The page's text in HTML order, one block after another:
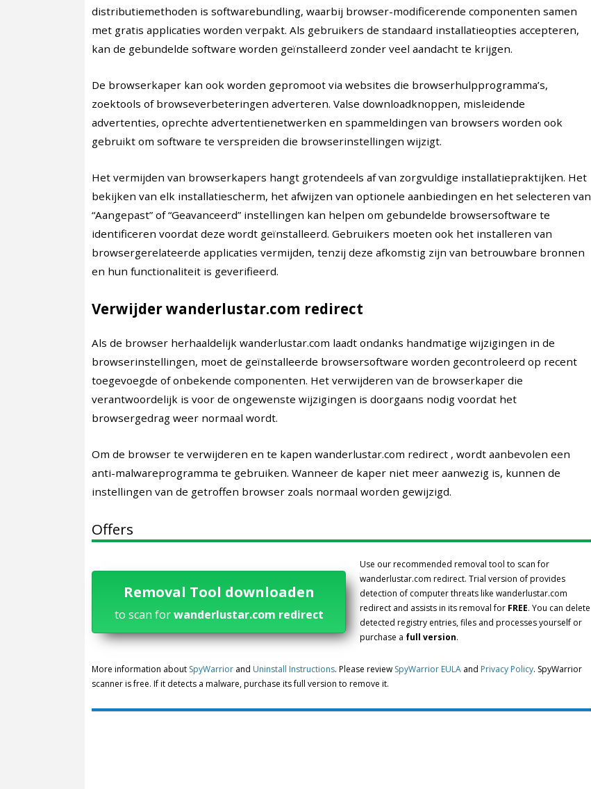
distributiemethoden is softwarebundling, waarbij browser-modificerende componenten samen
met gratis applicaties worden verpakt. Als gebruikers de standaard installatieopties accepteren,
kan de gebundelde software worden geïnstalleerd zonder veel aandacht te krijgen.
De browserkaper kan ook worden gepromoot via websites die browserhulpprogramma’s,
zoektools of browseverbeteringen adverteren. Valse downloadknoppen, misleidende
advertenties, oprechte advertentienetwerken en spammeldingen van browsers worden ook
gebruikt om software te verspreiden die browserinstellingen wijzigt.
Het vermijden van browserkapers hangt grotendeels af van zorgvuldige installatiepraktijken. Het
bekijken van elk installatiescherm, het afwijzen van optionele aanbiedingen en het selecteren van
“Aangepast” of “Geavanceerd” instellingen kan helpen om gebundelde browsersoftware te
identificeren voordat deze wordt geïnstalleerd. Gebruikers moeten ook het installeren van
browsergerelateerde applicaties vermijden, tenzij deze afkomstig zijn van betrouwbare bronnen
en hun functionaliteit is geverifieerd.
Verwijder wanderlustar.com redirect
Als de browser herhaaldelijk wanderlustar.com laadt ondanks handmatige wijzigingen in de
browserinstellingen, moet de geïnstalleerde browsersoftware worden gecontroleerd op recent
toegevoegde of onbekende componenten. Het verwijderen van de browserkaper die
verantwoordelijk is voor de ongewenste wijzigingen is doorgaans nodig voordat het
browsergedrag weer normaal wordt.
Om de browser te verwijderen en te kapen wanderlustar.com redirect , wordt aanbevolen een
anti-malwareprogramma te gebruiken. Wanneer de kaper niet meer aanwezig is, kunnen de
instellingen van de getroffen browser zoals normaal worden gewijzigd.
Offers
Removal Tool downloaden
to scan forwanderlustar.com redirect
Use our recommended removal tool to scan for
wanderlustar.com redirect. Trial version of provides
detection of computer threats like wanderlustar.com
redirect and assists in its removal for FREE. You can delete
detected registry entries, files and processes yourself or
purchase a full version.
More information about SpyWarrior and Uninstall Instructions. Please review SpyWarrior EULA and Privacy Policy. SpyWarrior
scanner is free. If it detects a malware, purchase its full version to remove it.